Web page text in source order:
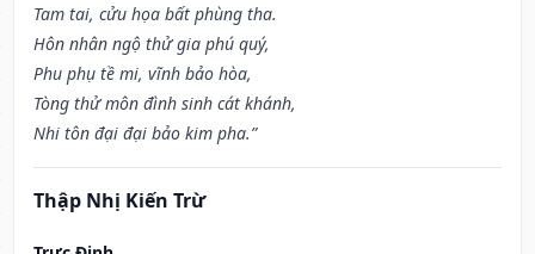
Tam tai, cửu họa bất phùng tha.
Hôn nhân ngộ thử gia phú quý,
Phu phụ tề mi, vĩnh bảo hòa,
Tòng thử môn đình sinh cát khánh,
Nhi tôn đại đại bảo kim pha.”
Thập Nhị Kiến Trừ